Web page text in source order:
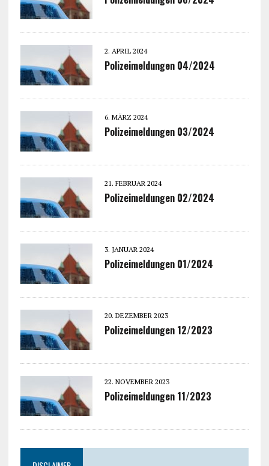
2. APRIL 2024
Polizeimeldungen 04/2024
6. MÄRZ 2024
Polizeimeldungen 03/2024
21. FEBRUAR 2024
Polizeimeldungen 02/2024
3. JANUAR 2024
Polizeimeldungen 01/2024
20. DEZEMBER 2023
Polizeimeldungen 12/2023
22. NOVEMBER 2023
Polizeimeldungen 11/2023